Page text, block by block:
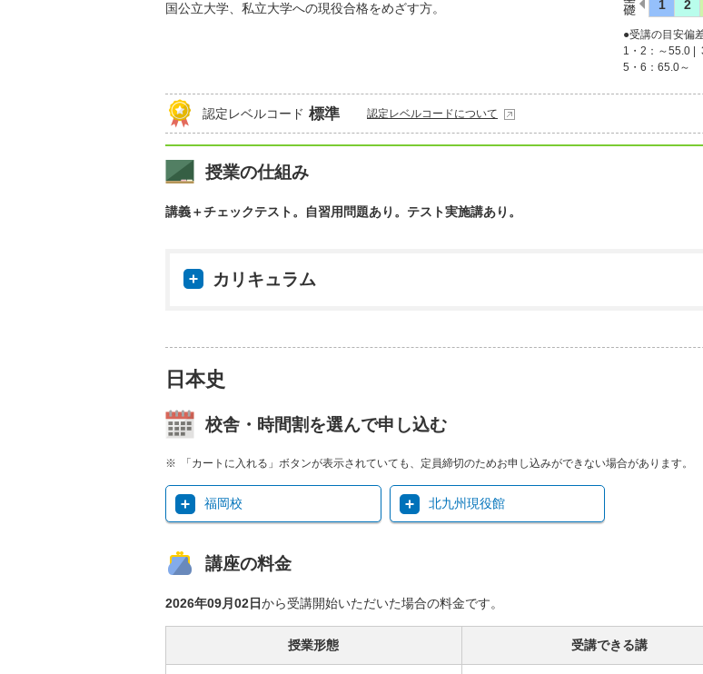
国公立大学、私立大学への現役合格をめざす方。
●受講の目安偏
1・2：～55.0 |
5・6：65.0～
認定レベルコード 標準 認定レベルコードについて
授業の仕組み
講義＋チェックテスト。自習用問題あり。テスト実施講あり。
カリキュラム
日本史
校舎・時間割を選んで申し込む
「カートに入れる」ボタンが表示されていても、定員締切のためお申し込みができない場合があります。
福岡校 北九州現役館
講座の料金
2026年09月02日から受講開始いただいた場合の料金です。
授業形態 受講できる講